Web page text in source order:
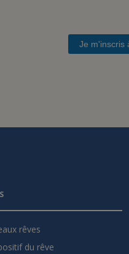
Je m'inscris
rêves
du rêve